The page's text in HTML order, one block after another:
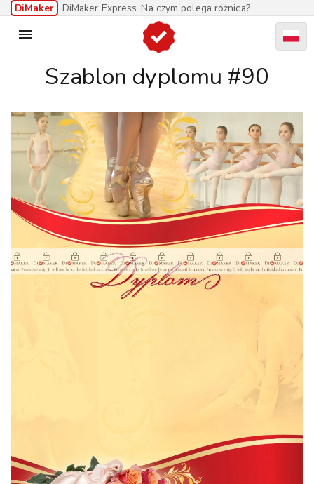
DiMaker DiMaker Express Na czym polega różnica?

Szablon dyplomu #90